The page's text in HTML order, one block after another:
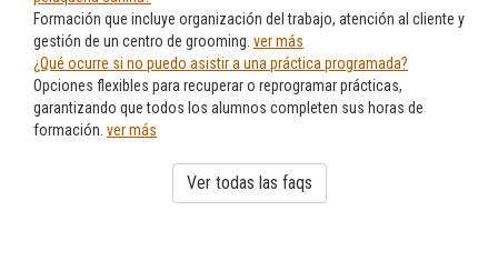
Formación que incluye organización del trabajo, atención al cliente y
gestión de un centro de grooming. ver más
¿Qué ocurre si no puedo asistir a una práctica programada?
Opciones flexibles para recuperar o reprogramar prácticas,
garantizando que todos los alumnos completen sus horas de
formación. ver más
Ver todas las faqs